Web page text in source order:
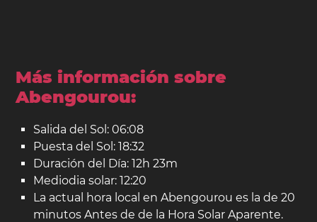
Más información sobre
Abengourou:
Salida del Sol: 06:08
Puesta del Sol: 18:32
Duración del Día: 12h 23m
Mediodia solar: 12:20
La actual hora local en Abengourou es la de 20
minutos Antes de de la Hora Solar Aparente.